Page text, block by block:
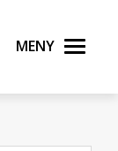
Meny